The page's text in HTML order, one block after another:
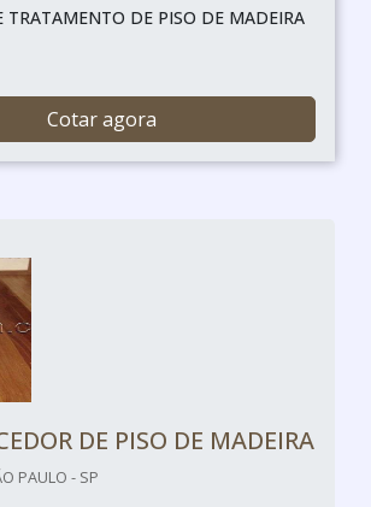
TRATAMENTO DE PISO DE MADEIRA
Cotar agora
DE PISO DE MADEIRA
PAULO - SP